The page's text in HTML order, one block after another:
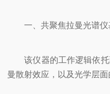
一、共聚焦拉曼光谱仪
该仪器的工作逻辑依托
曼散射效应，以及光学层面